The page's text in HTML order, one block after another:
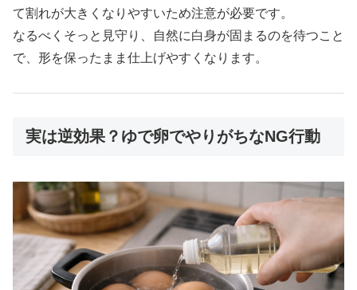
て割れが大きくなりやすいため注意が必要です。
なるべくそっと見守り、自然に白身が固まるのを待つこと
で、形を保ったまま仕上げやすくなります。
実は逆効果？ゆで卵でやりがちなNG行動